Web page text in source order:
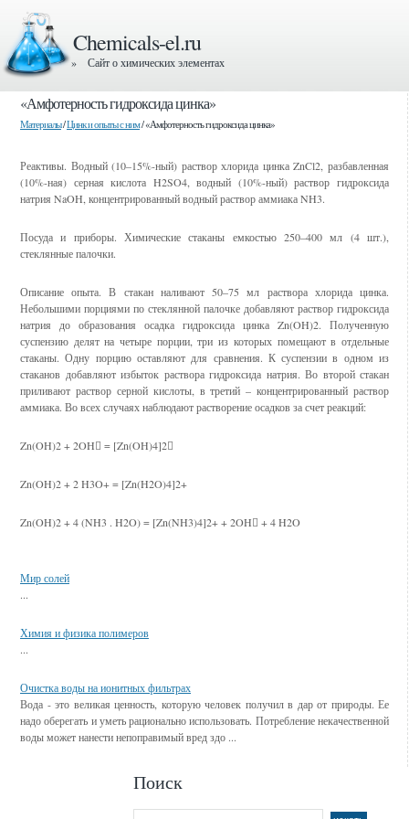
Chemicals-el.ru
» Сайт о химических элементах
«Амфотерность гидроксида цинка»
Материалы/Цинк и опыты с ним/ «Амфотерность гидроксида цинка»
Реактивы. Водный (10–15%-ный) раствор хлорида цинка ZnCl2, разбавленная
(10%-ная) серная кислота H2SO4, водный (10%-ный) раствор гидроксида
натрия NaOH, концентрированный водный раствор аммиака NH3.
Посуда и приборы. Химические стаканы емкостью 250–400 мл (4 шт.),
стеклянные палочки.
Описание опыта. В стакан наливают 50–75 мл раствора хлорида цинка.
Небольшими порциями по стеклянной палочке добавляют раствор гидроксида
натрия до образования осадка гидроксида цинка Zn(OH)2. Полученную
суспензию делят на четыре порции, три из которых помещают в отдельные
стаканы. Одну порцию оставляют для сравнения. К суспензии в одном из
стаканов добавляют избыток раствора гидроксида натрия. Во второй стакан
приливают раствор серной кислоты, в третий – концентрированный раствор
аммиака. Во всех случаях наблюдают растворение осадков за счет реакций:
Zn(OH)2 + 2OH = [Zn(OH)4]2
Zn(OH)2 + 2 H3O+ = [Zn(H2O)4]2+
Zn(OH)2 + 4 (NH3 . H2O) = [Zn(NH3)4]2+ + 2OH + 4 H2O
Мир солей
...
Химия и физика полимеров
...
Очистка воды на ионитных фильтрах
Вода - это великая ценность, которую человек получил в дар от природы. Ее
надо оберегать и уметь рационально использовать. Потребление некачественной
воды может нанести непоправимый вред здо ...
Поиск